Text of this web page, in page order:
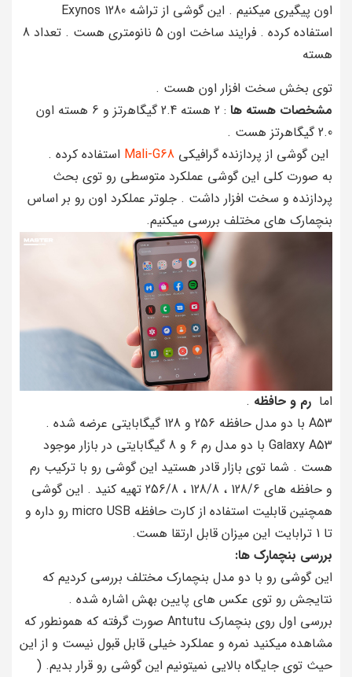
اون پیگیری میکنیم . این گوشی از تراشه Exynos 1280
استفاده کرده . فرایند ساخت اون 5 نانومتری هست . تعداد 8
هسته
توی بخش سخت افزار اون هست .
مشخصات هسته ها
: 2 هسته 2.4 گیگاهرتز و 6 هسته اون
2.0 گیگاهرتز هست .
این گوشی از پردازنده گرافیکی Mali-G68 استفاده کرده .
به صورت کلی این گوشی عملکرد متوسطی رو توی بحث
پردازنده و سخت افزار داشت . جلوتر عملکرد اون رو بر اساس
بنچمارک های مختلف بررسی میکنیم.
اما رم و حافظه .
A53 با دو مدل حافظه 256 و 128 گیگابایتی عرضه شده .
Galaxy A53 با دو مدل رم 6 و 8 گیگابایتی در بازار موجود
هست . شما توی بازار قادر هستید این گوشی رو با ترکیب رم
و حافظه های 128/6 ، 128/8 ، 256/8 تهیه کنید . این گوشی
همچنین قابلیت استفاده از کارت حافظه micro USB رو داره و
تا 1 ترابایت این میزان قابل ارتقا هست.
بررسی بنچمارک ها:
این گوشی رو با دو مدل بنچمارک مختلف بررسی کردیم که
نتایجش رو توی عکس های پایین بهش اشاره شده .
بررسی اول روی بنچمارک Antutu صورت گرفته که همونطور که
مشاهده میکنید نمره و عملکرد خیلی قابل قبول نیست و از این
حیث توی جایگاه بالایی نمیتونیم این گوشی رو قرار بدیم. (